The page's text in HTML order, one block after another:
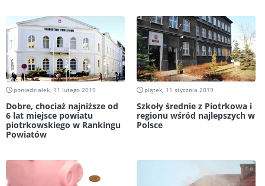
poniedziałek, 11 lutego 2019
Dobre, chociaż najniższe od
6 lat miejsce powiatu
piotrkowskiego w Rankingu
Powiatów
piątek, 11 stycznia 2019
Szkoły średnie z Piotrkowa i
regionu wśród najlepszych w
Polsce